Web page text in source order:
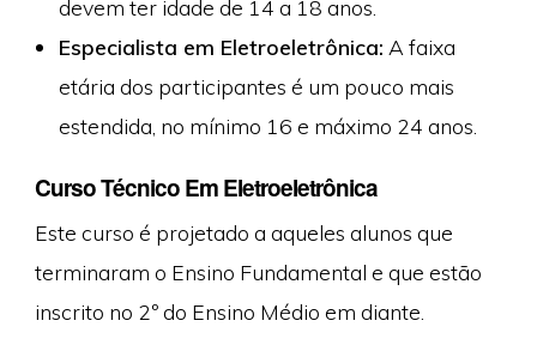
devem ter idade de 14 a 18 anos.
Especialista em Eletroeletrônica: A faixa
etária dos participantes é um pouco mais
estendida, no mínimo 16 e máximo 24 anos.
Curso Técnico Em Eletroeletrônica
Este curso é projetado a aqueles alunos que
terminaram o Ensino Fundamental e que estão
inscrito no 2º do Ensino Médio em diante.